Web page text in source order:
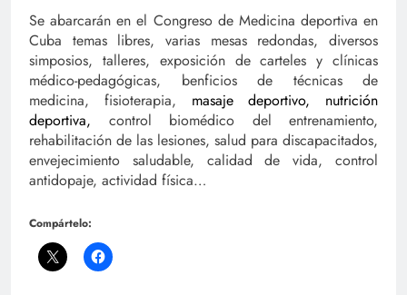
Se abarcarán en el Congreso de Medicina deportiva en
Cuba temas libres, varias mesas redondas, diversos
simposios, talleres, exposición de carteles y clínicas
médico-pedagógicas, benficios de técnicas de
medicina, fisioterapia, masaje deportivo, nutrición
deportiva, control biomédico del entrenamiento,
rehabilitación de las lesiones, salud para discapacitados,
envejecimiento saludable, calidad de vida, control
antidopaje, actividad física…
Compártelo: